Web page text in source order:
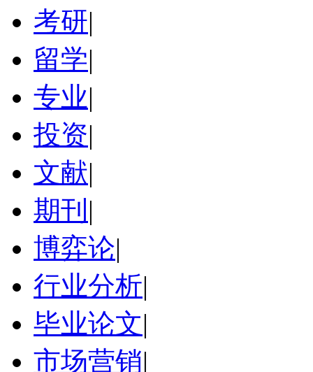
考研|
留学|
专业|
投资|
文献|
期刊 |
博弈论|
行业分析|
毕业论文|
市场营销|